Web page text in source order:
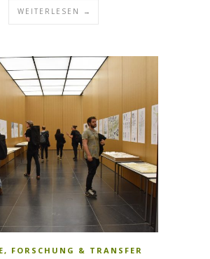
WEITERLESEN →
FORSCHUNG & TRANSFER